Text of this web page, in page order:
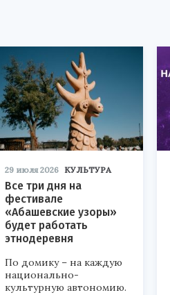
29 июля 2026 КУЛЬТУРА
Все три дня на
фестивале
«Абашевские узоры»
будет работать
этнодеревня
По домику – на каждую
национально-
культурную автономию.